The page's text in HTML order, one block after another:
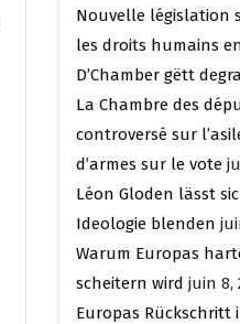
Nouvelle législation
les droits humains
D’Chamber gëtt
La Chambre des
controversé sur
d’armes sur le vote
Léon Gloden lässt
Ideologie blenden
Warum Europas
scheitern wird juin 8,
Europas Rückschritt